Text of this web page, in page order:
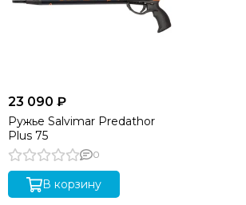
23 090 ₽
Ружье Salvimar Predathor
Plus 75
0
В корзину